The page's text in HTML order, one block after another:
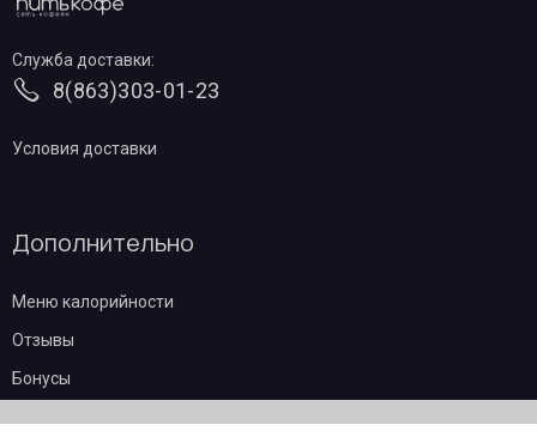
Служба доставки:
8(863)303-01-23
Условия доставки
Дополнительно
Меню калорийности
Отзывы
Бонусы